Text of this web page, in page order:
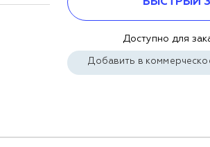
Доступно для
Добавить в